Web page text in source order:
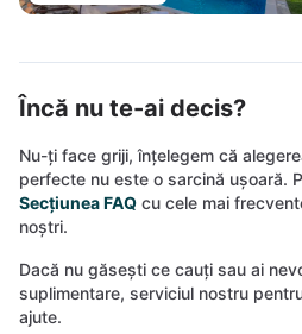
Încă nu te-ai decis?
Nu-ți face griji, înțelegem că
perfecte nu este o sarcină ușoară.
Secțiunea FAQ cu cele mai
noștri.
Dacă nu găsești ce cauți sau ai
suplimentare, serviciul nostru
ajute.